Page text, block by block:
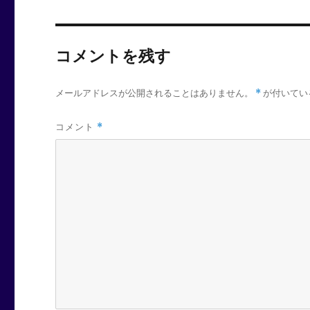
コメントを残す
メールアドレスが公開されることはありません。 * が付いて
コメント *